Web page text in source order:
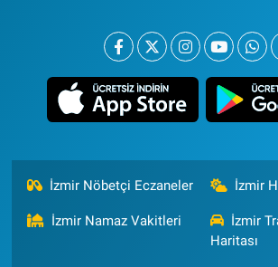
İzmir Nöbetçi Eczaneler İzmir
İzmir Namaz Vakitleri
İzmir
Haritası